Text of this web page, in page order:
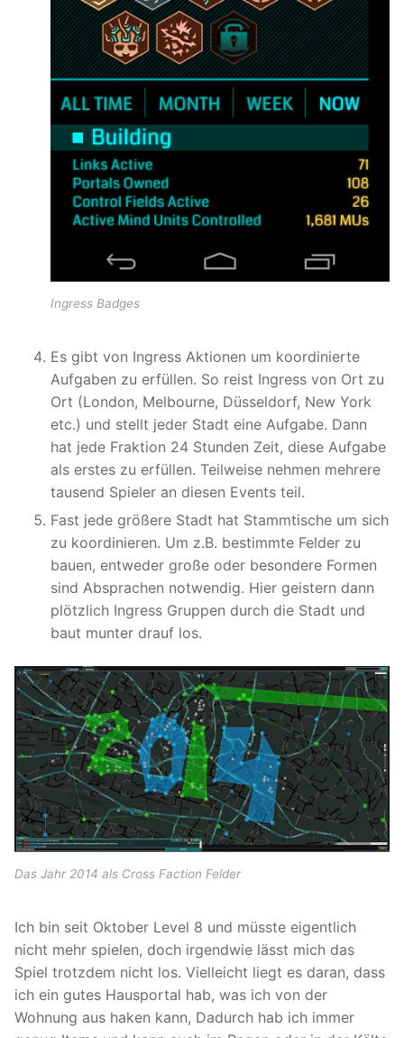
Ingress Badges
Es gibt von Ingress Aktionen um koordinierte
Aufgaben zu erfüllen. So reist Ingress von Ort zu
Ort (London, Melbourne, Düsseldorf, New York
etc.) und stellt jeder Stadt eine Aufgabe. Dann
hat jede Fraktion 24 Stunden Zeit, diese Aufgabe
als erstes zu erfüllen. Teilweise nehmen mehrere
tausend Spieler an diesen Events teil.
Fast jede größere Stadt hat Stammtische um sich
zu koordinieren. Um z.B. bestimmte Felder zu
bauen, entweder große oder besondere Formen
sind Absprachen notwendig. Hier geistern dann
plötzlich Ingress Gruppen durch die Stadt und
baut munter drauf los.
Das Jahr 2014 als Cross Faction Felder
Ich bin seit Oktober Level 8 und müsste eigentlich
nicht mehr spielen, doch irgendwie lässt mich das
Spiel trotzdem nicht los. Vielleicht liegt es daran, dass
ich ein gutes Hausportal hab, was ich von der
Wohnung aus haken kann, Dadurch hab ich immer